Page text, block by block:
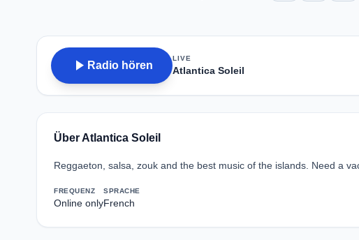
play_arrow Radio hören
LIVE
Atlantica Soleil
Über Atlantica Soleil
Reggaeton, salsa, zouk and the best music of the islands. Need a
FREQUENZ
Online only
SPRACHE
French